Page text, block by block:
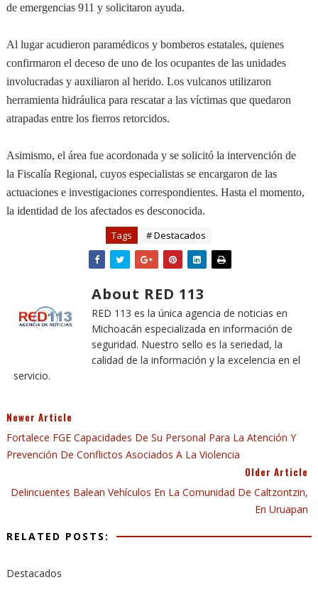
de emergencias 911 y solicitaron ayuda.
Al lugar acudieron paramédicos y bomberos estatales, quienes
confirmaron el deceso de uno de los ocupantes de las unidades
involucradas y auxiliaron al herido. Los vulcanos utilizaron
herramienta hidráulica para rescatar a las víctimas que quedaron
atrapadas entre los fierros retorcidos.
Asimismo, el área fue acordonada y se solicitó la intervención de
la Fiscalía Regional, cuyos especialistas se encargaron de las
actuaciones e investigaciones correspondientes. Hasta el momento,
la identidad de los afectados es desconocida.
Tags # Destacados
About RED 113
RED 113 es la única agencia de noticias en
Michoacán especializada en información de
seguridad. Nuestro sello es la seriedad, la
calidad de la información y la excelencia en el
servicio.
Newer Article
Fortalece FGE Capacidades De Su Personal Para La Atención Y
Prevención De Conflictos Asociados A La Violencia
Older Article
Delincuentes Balean Vehículos En La Comunidad De Caltzontzin,
En Uruapan
RELATED POSTS:
Destacados